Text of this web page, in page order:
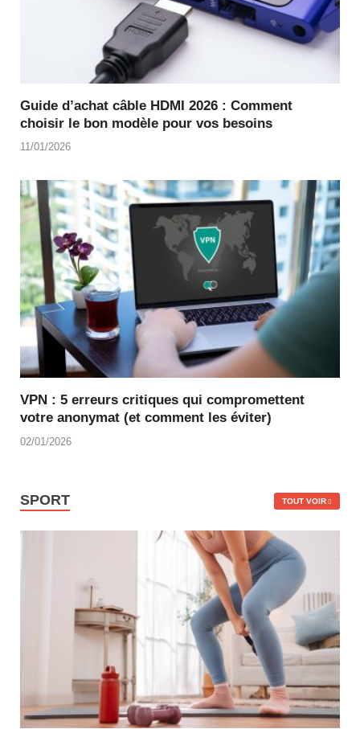
Guide d’achat câble HDMI 2026 : Comment
choisir le bon modèle pour vos besoins
11/01/2026
VPN : 5 erreurs critiques qui compromettent
votre anonymat (et comment les éviter)
02/01/2026
SPORT TOUT VOIR